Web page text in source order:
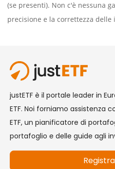
(se presenti). Non c'è nessuna
precisione e la correttezza delle